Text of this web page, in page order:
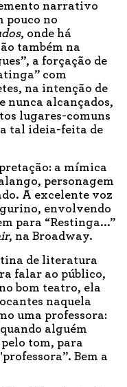
narrativo
pouco no
, onde há
também na
a forçação de
com
na intenção de
nunca alcançados,
lugares-comuns
tal ideia-feita de
a mímica
personagem
A excelente voz
envolvendo
para “Restinga...”
, na Broadway.
de literatura
falar ao público,
bom teatro, ela
naquela
uma professora:
alguém
pelo tom, para
Bem a